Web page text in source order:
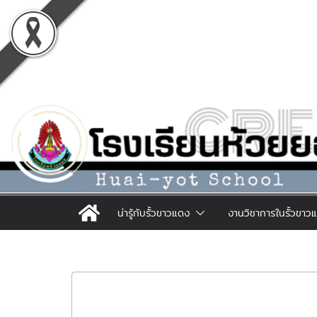
Skip
to
content
น่ารู้กับรั้วขาวแดง งานวิชาการในรั้วขาว